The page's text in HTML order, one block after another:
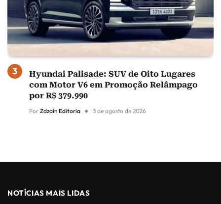
Hyundai Palisade: SUV de Oito Lugares
com Motor V6 em Promoção Relâmpago
por R$ 379.990
Por Zdzain Editoria 3 de agosto de 2026
NOTÍCIAS MAIS LIDAS